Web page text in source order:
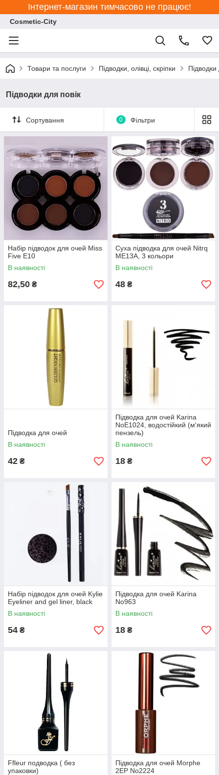
Інтернет-магазин тимчасово не працює!
Cosmetic-City
Товари та послуги Підводки, олівці, скріпки Підводки
Підводки для повік
Сортування 0 Фільтри
Набір підводок для очей Miss
Five E10
В наявності
82,50 ₴
Суха підводка для очей Nitrq
ME13A, 3 кольори
В наявності
48 ₴
Підводка для очей
В наявності
42 ₴
Підводка для очей Karina
NoE1024, водостійкий (м'який
пензель)
В наявності
18 ₴
Набір підводок для очей Kylie
Eyeliner and gel liner, black
В наявності
54 ₴
Підводка для очей Karina
No963
В наявності
18 ₴
Ffleur подводка ( без
упаковки)
Підводка для очей Morphe
2EP No2224